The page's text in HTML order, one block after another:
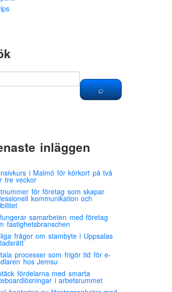
inläggen
i Malmö för körkort på två
tre veckor
för företag som skapar
kommunikation och
samarbeten med företag
fastighetsbranschen
frågor om stambyte i Uppsalas
processer som frigör tid för e-
hos Jemsu
fördelarna med smarta
i arbetsrummet